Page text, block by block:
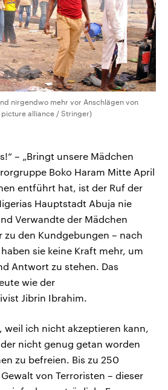
nirgendwo mehr vor Anschlägen von
alliance / Stringer)
– „Bringt unsere Mädchen
Boko Haram Mitte April
entführt hat, ist der Ruf der
Hauptstadt Abuja nie
Verwandte der Mädchen
den Kundgebungen – nach
sie keine Kraft mehr, um
Antwort zu stehen. Das
wie der
Jibrin Ibrahim.
weil ich nicht akzeptieren kann,
nicht genug getan worden
zu befreien. Bis zu 250
von Terroristen – dieser